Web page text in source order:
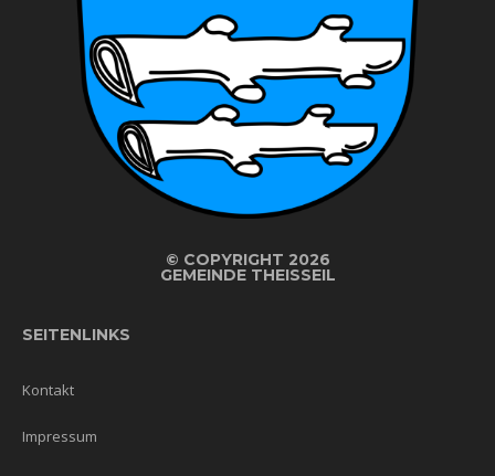
© COPYRIGHT 2026
GEMEINDE THEISSEIL
SEITENLINKS
Kontakt
Impressum